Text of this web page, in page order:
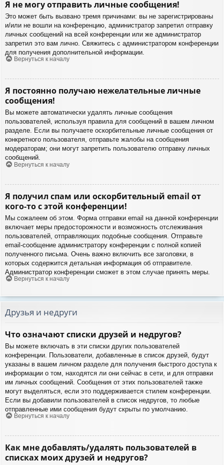
Я не могу отправить личные сообщения!
Это может быть вызвано тремя причинами: вы не зарегистрированы
и/или не вошли на конференцию, администратор запретил отправку
личных сообщений на всей конференции или же администратор
запретил это вам лично. Свяжитесь с администратором конференции
для получения дополнительной информации.
Вернуться к началу
Я постоянно получаю нежелательные личные
сообщения!
Вы можете автоматически удалять личные сообщения
пользователей, используя правила для сообщений в вашем личном
разделе. Если вы получаете оскорбительные личные сообщения от
конкретного пользователя, отправьте жалобы на сообщения
модераторам; они могут запретить пользователю отправку личных
сообщений.
Вернуться к началу
Я получил спам или оскорбительный email от
кого-то с этой конференции!
Мы сожалеем об этом. Форма отправки email на данной конференции
включает меры предосторожности и возможность отслеживания
пользователей, отправляющих подобные сообщения. Отправьте
email-сообщение администратору конференции с полной копией
полученного письма. Очень важно включить все заголовки, в
которых содержится детальная информация об отправителе.
Администратор конференции сможет в этом случае принять меры.
Вернуться к началу
Друзья и недруги
Что означают списки друзей и недругов?
Вы можете включать в эти списки других пользователей
конференции. Пользователи, добавленные в список друзей, будут
указаны в вашем личном разделе для получения быстрого доступа к
информации о том, находятся ли они сейчас в сети, и для отправки
им личных сообщений. Сообщения от этих пользователей также
могут выделяться, если это поддерживается стилем конференции.
Если вы добавили пользователей в список недругов, то любые
отправленные ими сообщения будут скрыты по умолчанию.
Вернуться к началу
Как мне добавлять/удалять пользователей в
списках моих друзей и недругов?